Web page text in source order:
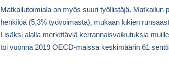
Matkailutoimiala on myös suuri työllistäjä. Matkailun
henkilöä (5,3% työvoimasta), mukaan lukien
Lisäksi alalla merkittäviä kerrannaisvaikutuksia
toi vuonna 2019 OECD-maissa keskimäärin 61